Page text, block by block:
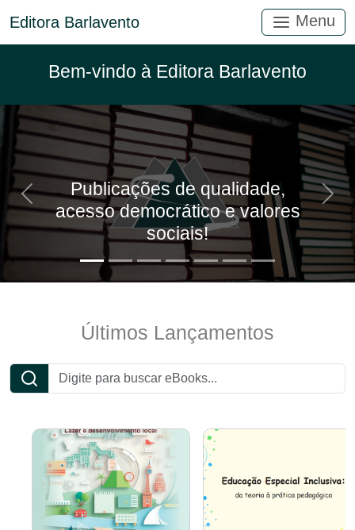
Editora Barlavento Menu
Bem-vindo à Editora Barlavento
Publicações de qualidade,
acesso democrático e valores
sociais!
Anterior
Últimos Lançamentos